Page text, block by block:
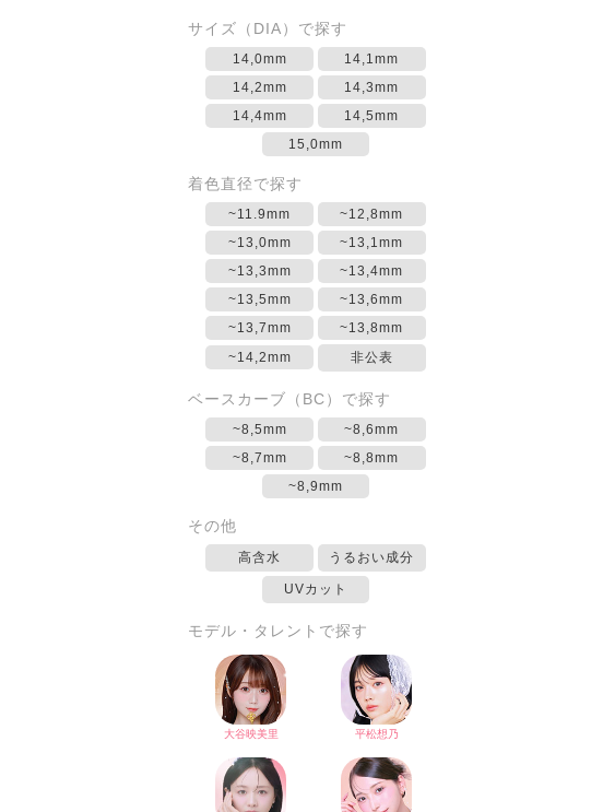
サイズ（DIA）で探す
14,0mm
14,1mm
14,2mm
14,3mm
14,4mm
14,5mm
15,0mm
着色直径で探す
~11.9mm
~12,8mm
~13,0mm
~13,1mm
~13,3mm
~13,4mm
~13,5mm
~13,6mm
~13,7mm
~13,8mm
~14,2mm
非公表
ベースカーブ（BC）で探す
~8,5mm
~8,6mm
~8,7mm
~8,8mm
~8,9mm
その他
高含水 うるおい成分
UVカット
モデル・タレントで探す